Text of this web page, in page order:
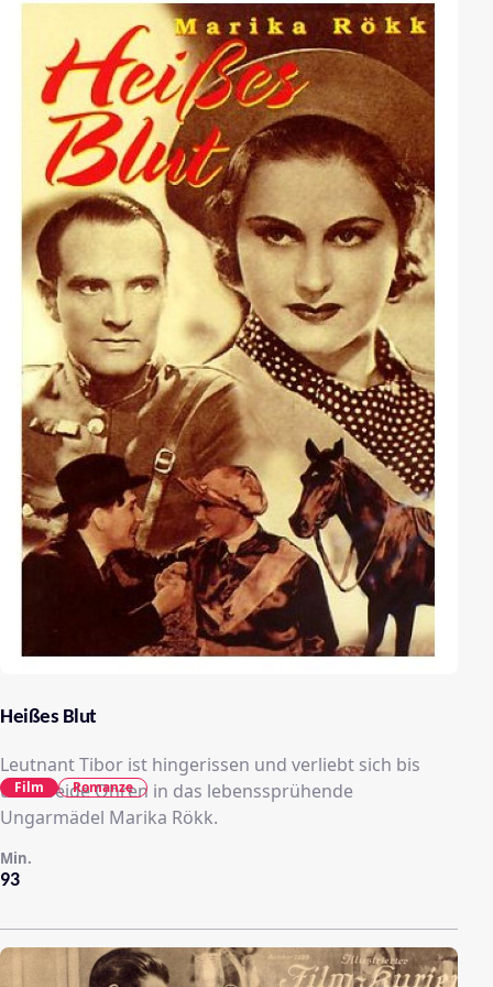
Heißes Blut
Leutnant Tibor ist hingerissen und verliebt sich bis
über beide Ohren in das lebenssprühende
Ungarmädel Marika Rökk.
93
Min.
Film Romanze